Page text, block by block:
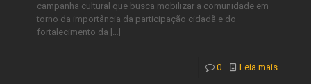
campanha cultural que busca mobilizar a comunidade em
torno da importância da participação cidadã e do
fortalecimento da […]
0 Leia mais